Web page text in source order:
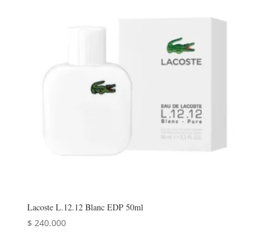
Lacoste L.12.12 Blanc EDP 50ml
$ 240.000